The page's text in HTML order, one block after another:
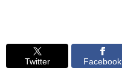
Twitter Facebook